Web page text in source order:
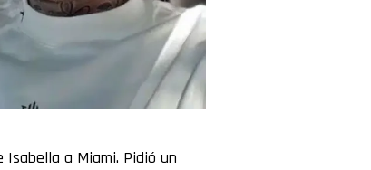
Isabella a Miami. Pidió un